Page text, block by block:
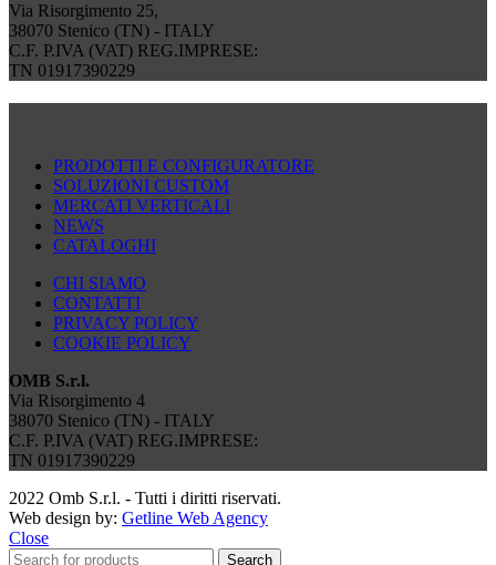
Via Risorgimento 25,
38070 Stenico (TN) - ITALY
C.F. P.IVA (VAT) REG.IMPRESE:
TN 01917390229
PRODOTTI E CONFIGURATORE
SOLUZIONI CUSTOM
MERCATI VERTICALI
NEWS
CATALOGHI
CHI SIAMO
CONTATTI
PRIVACY POLICY
COOKIE POLICY
OMB S.r.l.
Via Risorgimento 4
38070 Stenico (TN) - ITALY
C.F. P.IVA (VAT) REG.IMPRESE:
TN 01917390229
2022 Omb S.r.l. - Tutti i diritti riservati.
Web design by: Getline Web Agency
Close
Search